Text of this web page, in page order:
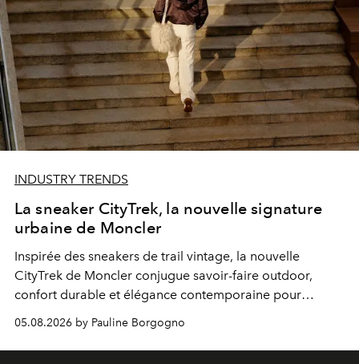
INDUSTRY TRENDS
La sneaker CityTrek, la nouvelle signature
urbaine de Moncler
Inspirée des sneakers de trail vintage, la nouvelle
CityTrek de Moncler conjugue savoir-faire outdoor,
confort durable et élégance contemporaine pour
accompagner les explorations du quotidien.
05.08.2026 by Pauline Borgogno